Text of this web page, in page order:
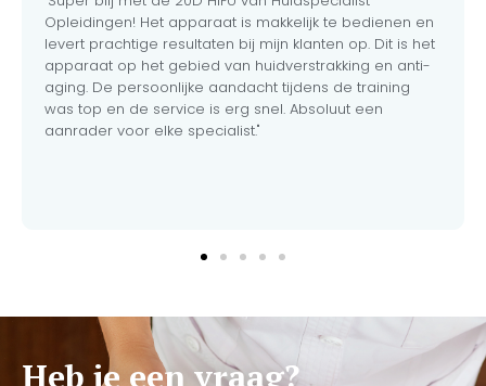
een volledig gratis,
praktijkgerichte vakopleiding
inclusief officieel
vakcertificaat. Combineer dit
met onze flexibele opties
voor gespreid betalen, en u
bent vanaf dag één direct
gepatenteerde
geïntegreerde koelkop biedt
u uw cliënten maximaal
comfort en direct zichtbaar
resultaat, volledig zonder
downtime.
Opleidingen! Het apparaat is makkelijk te bedienen en
levert prachtige resultaten bij mijn klanten op. Dit is het
apparaat op het gebied van huidverstrakking en anti-
aging. De persoonlijke aandacht tijdens de training
was top en de service is erg snel. Absoluut een
aanrader voor elke specialist."
Heb je een vraag?